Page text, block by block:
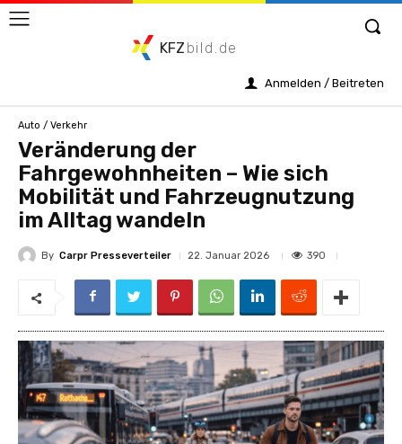
KFZ bild.de
Anmelden / Beitreten
Auto / Verkehr
Veränderung der
Fahrgewohnheiten – Wie sich
Mobilität und Fahrzeugnutzung
im Alltag wandeln
By Carpr Presseverteiler 22. Januar 2026 390